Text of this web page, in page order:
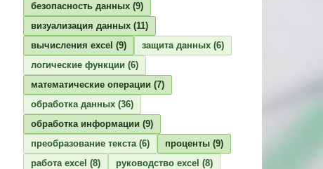
безопасность данных (9)
визуализация данных (11)
вычисления excel (9) защита данных (6)
логические функции (6)
математические операции (7)
обработка данных (36)
обработка информации (9)
преобразование текста(6) проценты (9)
работа excel (8) руководство excel (8)